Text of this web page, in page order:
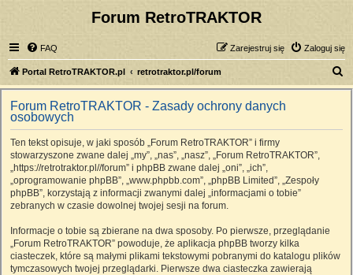
Forum RetroTRAKTOR
FAQ Zaloguj się
Zarejestruj się
Portal RetroTRAKTOR.pl retrotraktor.pl/forum
z
Forum RetroTRAKTOR - Zasady ochrony danych
osobowych
Ten tekst opisuje, w jaki sposób „Forum RetroTRAKTOR” i firmy
stowarzyszone zwane dalej „my”, „nas”, „nasz”, „Forum RetroTRAKTOR”,
„https://retrotraktor.pl//forum” i phpBB zwane dalej „oni”, „ich”,
„oprogramowanie phpBB”, „www.phpbb.com”, „phpBB Limited”, „Zespoły
phpBB”, korzystają z informacji zwanymi dalej „informacjami o tobie”
zebranych w czasie dowolnej twojej sesji na forum.
Informacje o tobie są zbierane na dwa sposoby. Po pierwsze, przeglądanie
„Forum RetroTRAKTOR” powoduje, że aplikacja phpBB tworzy kilka
ciasteczek, które są małymi plikami tekstowymi pobranymi do katalogu plików
tymczasowych twojej przeglądarki. Pierwsze dwa ciasteczka zawierają